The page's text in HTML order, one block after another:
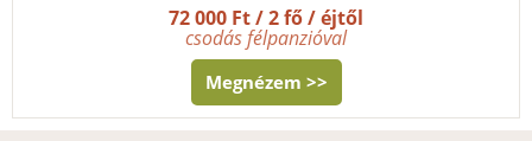
72 000 Ft / 2 fő / éjtől
csodás félpanzióval
Megnézem >>